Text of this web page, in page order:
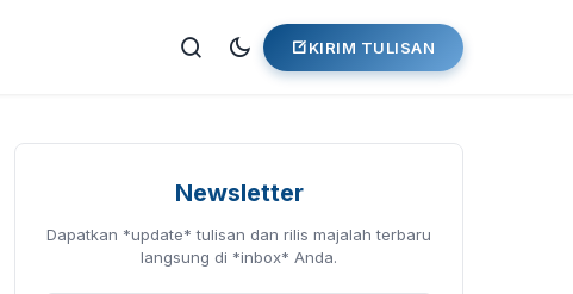
KIRIM TULISAN
Newsletter
Dapatkan *update* tulisan dan rilis majalah terbaru
langsung di *inbox* Anda.